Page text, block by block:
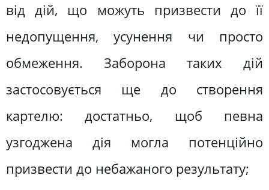
від дій, що можуть призвести до її
недопущення, усунення чи просто
обмеження. Заборона таких дій
застосовується ще до створення
картелю: достатньо, щоб певна
узгоджена дія могла потенційно
призвести до небажаного результату;